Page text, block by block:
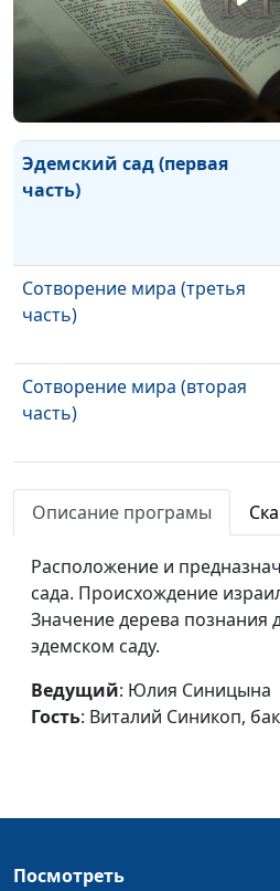
Эдемский сад (вторая
Эдемский сад (первая
часть)
Сотворение мира (третья
часть)
Сотворение мира (вторая
часть)
Сотворение мира (первая
часть)
Что такое
непростительный грех?
Как попасть в рай?
Тысячелетнее царство и
Описание програмы
Расположение и
сада. Происхождение
Значение дерева познания
эдемском саду.
Ведущий: Юлия Синицына
Гость: Виталий Синикоп,
Посмотреть